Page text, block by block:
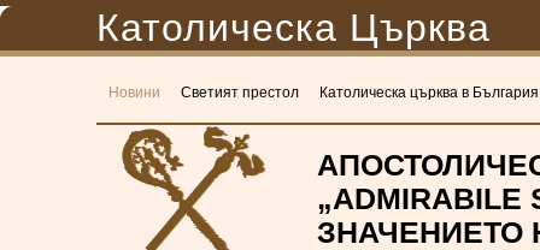
Католическа Църква
Новини Светият престол Католическа църква в България
ЗНАЧЕНИЕТО